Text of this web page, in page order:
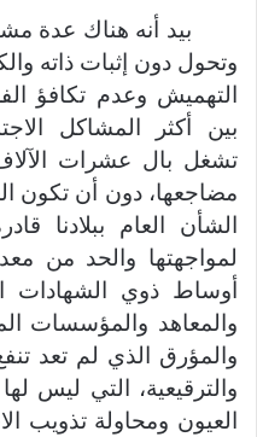
بيد أنه هناك عدة
وتحول دون إثبات ذاته
التهميش وعدم تكافؤ
بين أكثر المشاكل
تشغل بال عشرات
مضاجعها، دون أن تكون
الشأن العام ببلادنا
لمواجهتها والحد من
أوساط ذوي الشهادات
والمعاهد والمؤسسات
والمؤرق الذي لم تعد
والترقيعية، التي ليس
العيون ومحاولة تذويب